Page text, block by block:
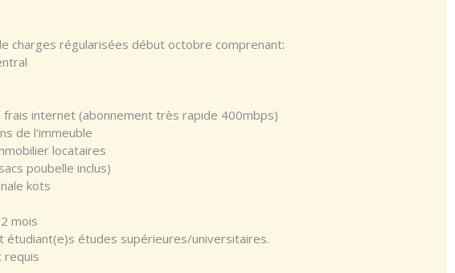
charges régularisées début octobre comprenant:
frais internet (abonnement très rapide 400mbps)
de l'immeuble
locataires
poubelle inclus)
kots
mois
étudiant(e)s études supérieures/universitaires.
requis